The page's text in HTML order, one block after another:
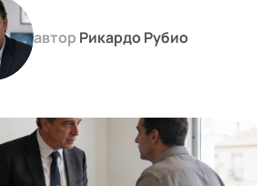
автор Рикардо Рубио